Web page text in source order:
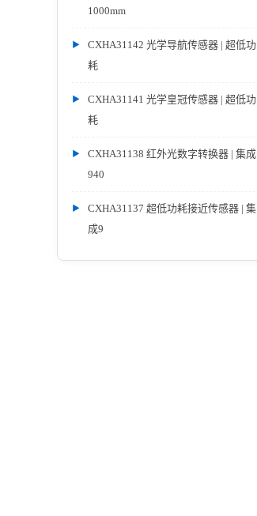
1000mm
CXHA31142 光学导航传感器 | 超低功
耗
CXHA31141 光学皇冠传感器 | 超低功
耗
CXHA31138 红外光数字转换器 | 集成
940
CXHA31137 超低功耗接近传感器 | 集
成9